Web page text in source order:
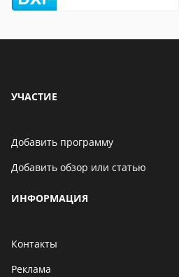
УЧАСТИЕ
Добавить программу
Добавить обзор или статью
ИНФОРМАЦИЯ
Контакты
Реклама